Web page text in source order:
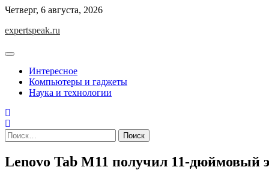
Skip
content
Четверг, 6 августа, 2026
expertspeak.ru
Интересное
Компьютеры и гаджеты
Наука и технологии
Найти:
Lenovo Tab M11 получил 11-дюймовый